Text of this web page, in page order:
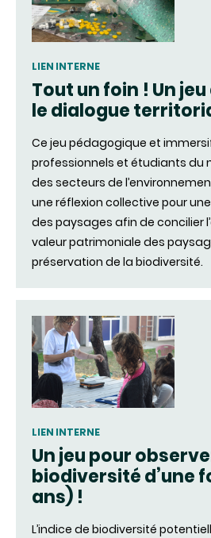
LIEN INTERNE
Tout un foin ! Un
le dialogue
Ce jeu pédagogique et
professionnels et étudiants du
des secteurs de
une réflexion collective pour
des paysages afin de concilier
valeur patrimoniale des
préservation de la biodiversité.
LIEN INTERNE
Un jeu pour
biodiversité d’une
ans) !
L’indice de biodiversité